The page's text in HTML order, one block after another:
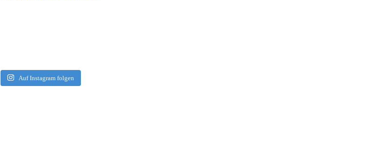
Auf Instagram folgen